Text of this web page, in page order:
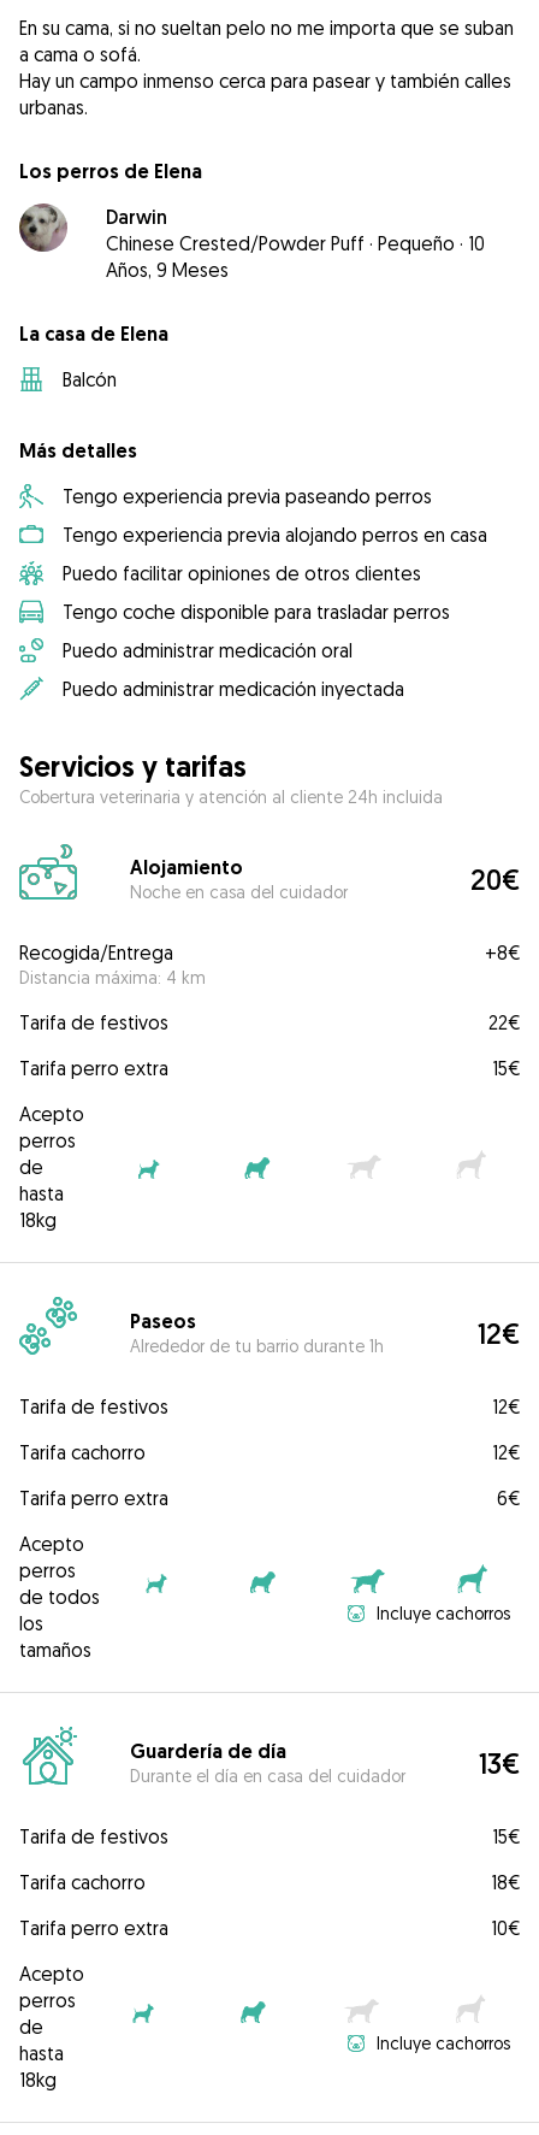
En su cama, si no sueltan pelo no me importa que se suban
a cama o sofá.
Hay un campo inmenso cerca para pasear y también calles
urbanas.
Los perros de Elena
Darwin
Chinese Crested/Powder Puff · Pequeño · 10
Años, 9 Meses
La casa de Elena
Balcón
Más detalles
Tengo experiencia previa paseando perros
Tengo experiencia previa alojando perros en casa
Puedo facilitar opiniones de otros clientes
Tengo coche disponible para trasladar perros
Puedo administrar medicación oral
Puedo administrar medicación inyectada
Servicios y tarifas
Cobertura veterinaria y atención al cliente 24h incluida
Alojamiento
Noche en casa del cuidador 20€
Recogida/Entrega
Distancia máxima: 4 km
+8€
Tarifa de festivos
22€
Tarifa perro extra
15€
Acepto
perros
de
hasta
18kg
Paseos
Alrededor de tu barrio durante 1h 12€
Tarifa de festivos
12€
Tarifa cachorro
12€
Tarifa perro extra
6€
Acepto
perros
de todos
los
tamaños
Incluye cachorros
Guardería de día
Durante el día en casa del cuidador 13€
Tarifa de festivos
15€
Tarifa cachorro
18€
Tarifa perro extra
10€
Acepto
perros
de
hasta
18kg
Incluye cachorros